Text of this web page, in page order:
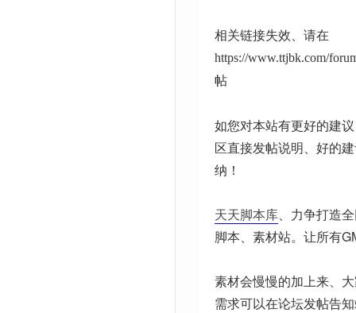
相关链接失效、请在
https://www.ttjbk.com/
帖
如您对本站有更好的建
区直接发帖说明、好的
纳！
天天脚本库、力争打造
脚本、素材站。让所有
素材会慢慢的加上来、
需求可以在论坛发帖告